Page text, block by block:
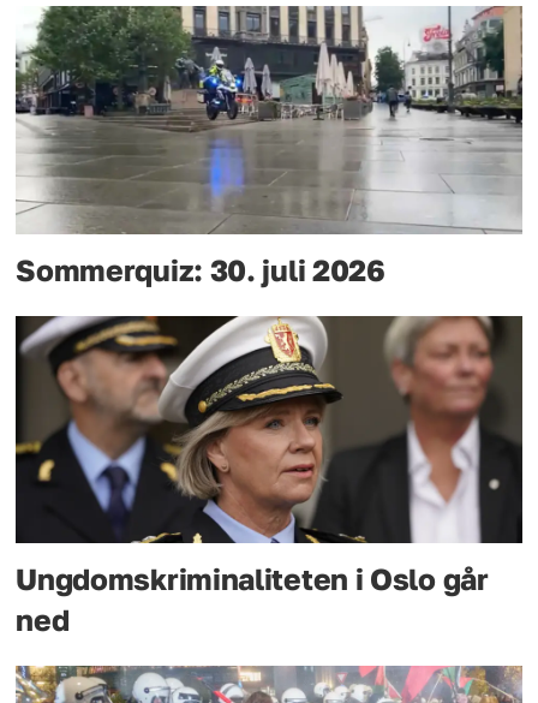
Sommerquiz: 30. juli 2026
Ungdomskriminaliteten i Oslo går
ned